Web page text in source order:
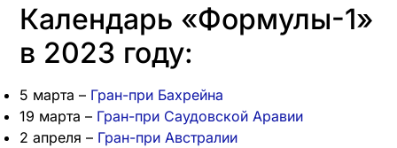
Календарь «Формулы-1»
в 2023 году:
5 марта – Гран-при Бахрейна
19 марта – Гран-при Саудовской Аравии
2 апреля – Гран-при Австралии